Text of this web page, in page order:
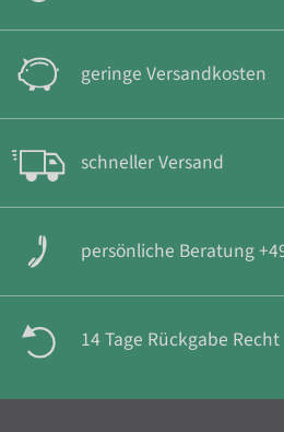
geringe Versandkosten
schneller Versand
persönliche Beratung
14 Tage Rückgabe Recht